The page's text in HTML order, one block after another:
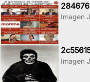
Imagen
Imagen